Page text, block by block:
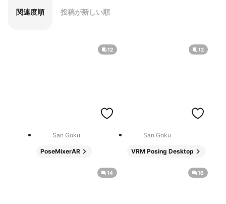
関連度順 投稿が新しい順
12
San Goku
PoseMixerAR
12
San Goku
VRM Posing Desktop
14 16